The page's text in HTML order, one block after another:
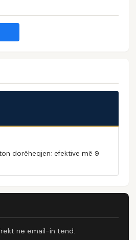
dorëheqjen; efektive më 9
në email-in tënd.